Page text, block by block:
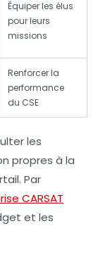
Équiper les élus
pour leurs
missions
Renforcer la
performance
du CSE
les
propres à la
Par
CARSAT
et les